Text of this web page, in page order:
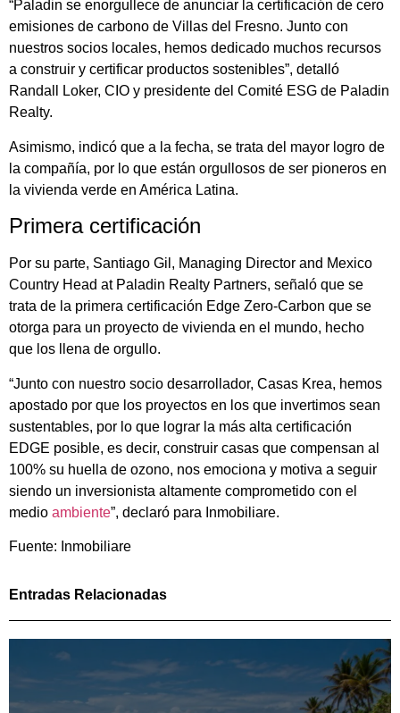
“Paladin se enorgullece de anunciar la certificación de cero
emisiones de carbono de Villas del Fresno. Junto con
nuestros socios locales, hemos dedicado muchos recursos
a construir y certificar productos sostenibles”, detalló
Randall Loker, CIO y presidente del Comité ESG de Paladin
Realty.
Asimismo, indicó que a la fecha, se trata del mayor logro de
la compañía, por lo que están orgullosos de ser pioneros en
la vivienda verde en América Latina.
Primera certificación
Por su parte, Santiago Gil, Managing Director and Mexico
Country Head at Paladin Realty Partners, señaló que se
trata de la primera certificación Edge Zero-Carbon que se
otorga para un proyecto de vivienda en el mundo, hecho
que los llena de orgullo.
“Junto con nuestro socio desarrollador, Casas Krea, hemos
apostado por que los proyectos en los que invertimos sean
sustentables, por lo que lograr la más alta certificación
EDGE posible, es decir, construir casas que compensan al
100% su huella de ozono, nos emociona y motiva a seguir
siendo un inversionista altamente comprometido con el
medio ambiente”, declaró para Inmobiliare.
Fuente: Inmobiliare
Entradas Relacionadas